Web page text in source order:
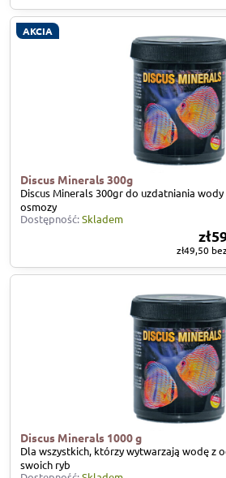
Discus Minerals 300g
AKCIA
Discus Minerals 300gr do uzdatniania
osmozy
Dostępność:Skladem
zł49,50
Discus Minerals 1000 g
Dla wszystkich, którzy wytwarzają wodę z
swoich ryb